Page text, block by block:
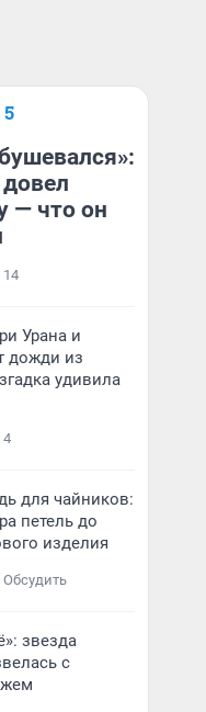
— что он
14
Урана и
дожди из
удивила
4
для чайников:
петель до
изделия
Обсудить
звезда
с